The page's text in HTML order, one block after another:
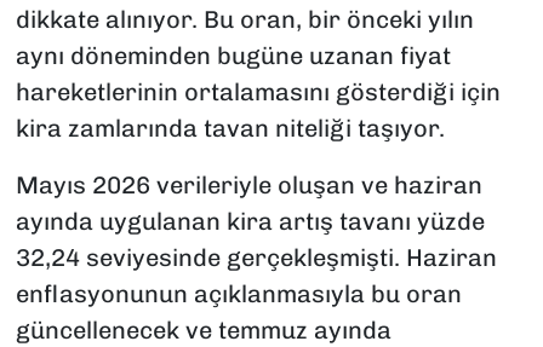
dikkate alınıyor. Bu oran, bir önceki yılın
aynı döneminden bugüne uzanan fiyat
hareketlerinin ortalamasını gösterdiği için
kira zamlarında tavan niteliği taşıyor.
Mayıs 2026 verileriyle oluşan ve haziran
ayında uygulanan kira artış tavanı yüzde
32,24 seviyesinde gerçekleşmişti. Haziran
enflasyonunun açıklanmasıyla bu oran
güncellenecek ve temmuz ayında